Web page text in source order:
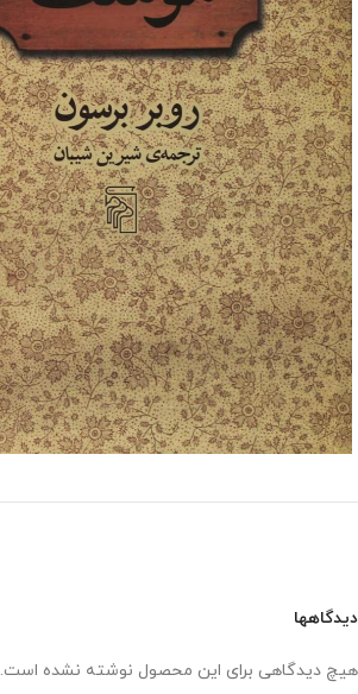
دیدگاهها
هیچ دیدگاهی برای این محصول نوشته نشده است.